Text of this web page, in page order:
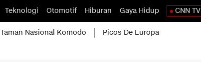
Teknologi Otomotif Hiburan Gaya Hidup CNN TV
Taman Nasional Komodo Picos De Europa